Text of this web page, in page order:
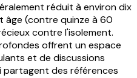
réduit à environ dix
âge (contre quinze à 60
contre l'isolement.
offrent un espace
et de discussions
partagent des références